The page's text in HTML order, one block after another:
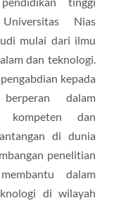
Nias
mulai dari ilmu
dan teknologi.
kepada
dalam
kompeten dan
di dunia
penelitian
dalam
di wilayah